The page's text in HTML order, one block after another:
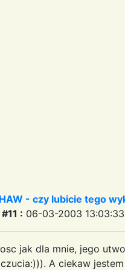
- czy lubicie tego
: 06-03-2003
jak dla mnie, jego
A ciekaw